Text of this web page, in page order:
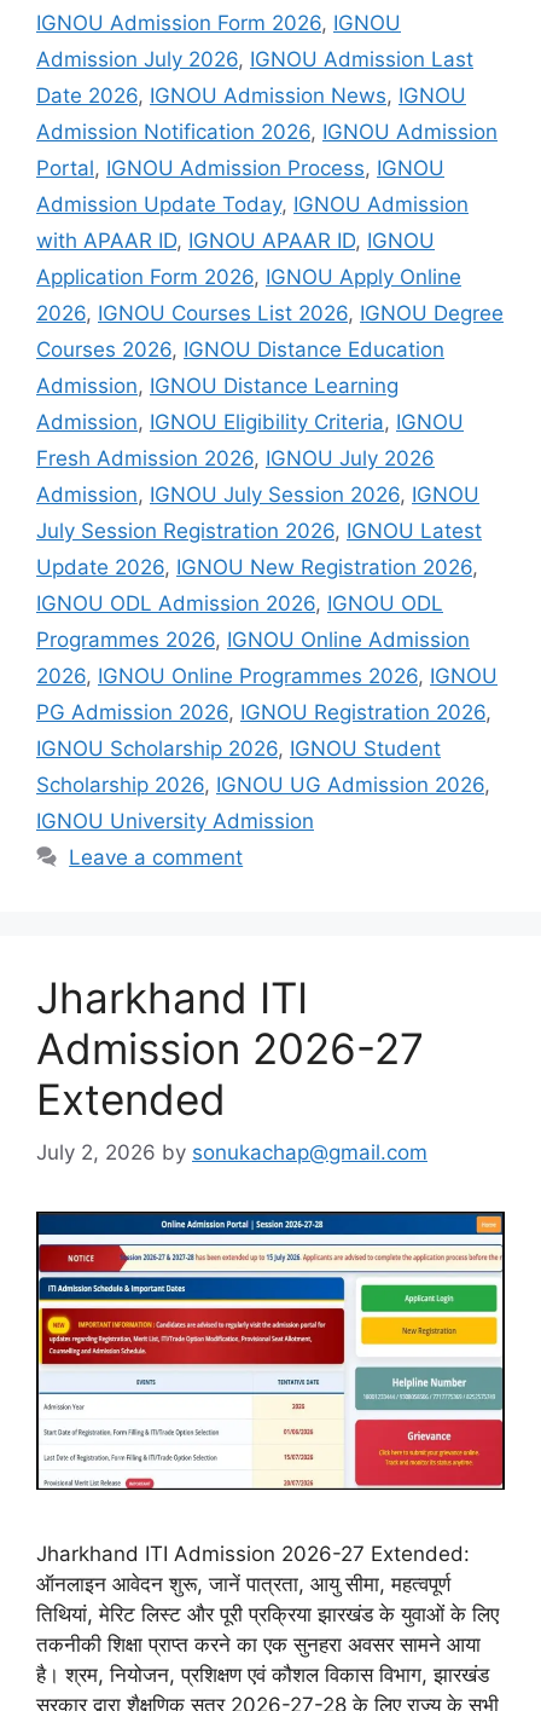
IGNOU Admission Form 2026, IGNOU
Admission July 2026, IGNOU Admission Last
Date 2026, IGNOU Admission News, IGNOU
Admission Notification 2026, IGNOU Admission
Portal, IGNOU Admission Process, IGNOU
Admission Update Today, IGNOU Admission
with APAAR ID, IGNOU APAAR ID, IGNOU
Application Form 2026, IGNOU Apply Online
2026, IGNOU Courses List 2026, IGNOU Degree
Courses 2026, IGNOU Distance Education
Admission, IGNOU Distance Learning
Admission, IGNOU Eligibility Criteria, IGNOU
Fresh Admission 2026, IGNOU July 2026
Admission, IGNOU July Session 2026, IGNOU
July Session Registration 2026, IGNOU Latest
Update 2026, IGNOU New Registration 2026,
IGNOU ODL Admission 2026, IGNOU ODL
Programmes 2026, IGNOU Online Admission
2026, IGNOU Online Programmes 2026, IGNOU
PG Admission 2026, IGNOU Registration 2026,
IGNOU Scholarship 2026, IGNOU Student
Scholarship 2026, IGNOU UG Admission 2026,
IGNOU University Admission
Leave a comment
Jharkhand ITI
Admission 2026-27
Extended
July 2, 2026 by sonukachap@gmail.com
Jharkhand ITI Admission 2026-27 Extended:
ऑनलाइन आवेदन शुरू, जानें पात्रता, आयु सीमा, महत्वपूर्ण
तिथियां, मेरिट लिस्ट और पूरी प्रक्रिया झारखंड के युवाओं के लिए
तकनीकी शिक्षा प्राप्त करने का एक सुनहरा अवसर सामने आया
है। श्रम, नियोजन, प्रशिक्षण एवं कौशल विकास विभाग, झारखंड
सरकार द्वारा शैक्षणिक सत्र 2026-27-28 के लिए राज्य के सभी